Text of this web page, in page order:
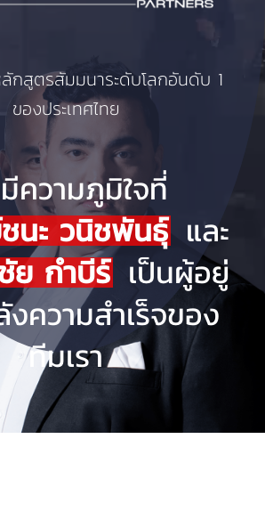
กสูตรสัมมนาระดับโลกอันดับ 1
ของประเทศไทย
มีความภูมิใจที่
นะ วนิชพันธุ์ และ
ย กำบีร์ เป็นผู้อยู่
ความสำเร็จของ
ทีมเรา